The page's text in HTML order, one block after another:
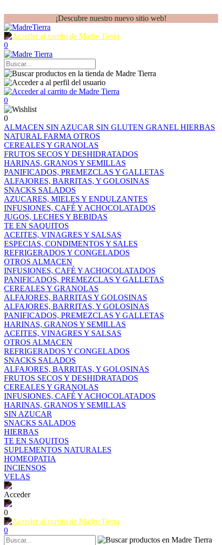
¡Descubre nuestro nuevo sitio web!
0
0
0
ALMACEN SIN AZUCAR SIN GLUTEN GRANEL HIERBAS
NATURAL FARMA OTROS
CEREALES Y GRANOLAS
FRUTOS SECOS Y DESHIDRATADOS
HARINAS, GRANOS Y SEMILLAS
PANIFICADOS, PREMEZCLAS Y GALLETAS
ALFAJORES, BARRITAS, Y GOLOSINAS
SNACKS SALADOS
AZUCARES, MIELES Y ENDULZANTES
INFUSIONES, CAFÉ Y ACHOCOLATADOS
JUGOS, LECHES Y BEBIDAS
TE EN SAQUITOS
ACEITES, VINAGRES Y SALSAS
ESPECIAS, CONDIMENTOS Y SALES
REFRIGERADOS Y CONGELADOS
OTROS ALMACEN
INFUSIONES, CAFÉ Y ACHOCOLATADOS
PANIFICADOS, PREMEZCLAS Y GALLETAS
CEREALES Y GRANOLAS
ALFAJORES, BARRITAS Y GOLOSINAS
ALFAJORES, BARRITAS, Y GOLOSINAS
PANIFICADOS, PREMEZCLAS Y GALLETAS
HARINAS, GRANOS Y SEMILLAS
ACEITES, VINAGRES Y SALSAS
OTROS ALMACEN
REFRIGERADOS Y CONGELADOS
SNACKS SALADOS
ALFAJORES, BARRITAS, Y GOLOSINAS
FRUTOS SECOS Y DESHIDRATADOS
CEREALES Y GRANOLAS
INFUSIONES, CAFÉ Y ACHOCOLATADOS
HARINAS, GRANOS Y SEMILLAS
SIN AZUCAR
SNACKS SALADOS
HIERBAS
TE EN SAQUITOS
SUPLEMENTOS NATURALES
HOMEOPATIA
INCIENSOS
VELAS
Acceder
0
0